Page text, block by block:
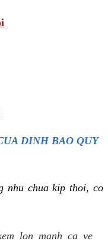
DINH BAO QUY
nhu chua kip thoi, co
lon manh ca ve